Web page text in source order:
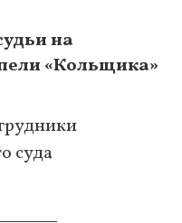
на
«Кольщика»
суда